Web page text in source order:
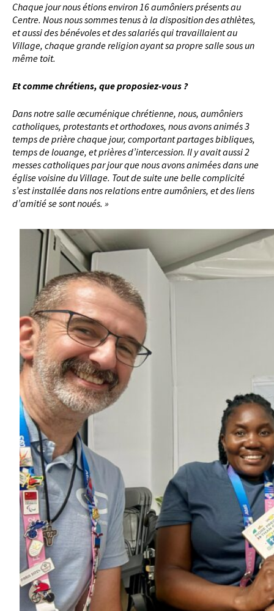
Chaque jour nous étions environ 16 aumôniers présents au
Centre. Nous nous sommes tenus à la disposition des athlètes,
et aussi des bénévoles et des salariés qui travaillaient au
Village, chaque grande religion ayant sa propre salle sous un
même toit.
Et comme chrétiens, que proposiez-vous ?
Dans notre salle œcuménique chrétienne, nous, aumôniers
catholiques, protestants et orthodoxes, nous avons animés 3
temps de prière chaque jour, comportant partages bibliques,
temps de louange, et prières d’intercession. Il y avait aussi 2
messes catholiques par jour que nous avons animées dans une
église voisine du Village. Tout de suite une belle complicité
s’est installée dans nos relations entre aumôniers, et des liens
d’amitié se sont noués. »